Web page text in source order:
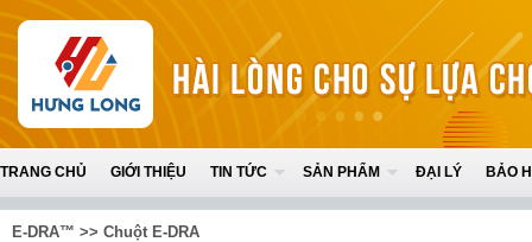
TRANG CHỦ GIỚI THIỆU TIN TỨC SẢN PHẨM ĐẠI LÝ BẢO
E-DRA™ >> Chuột E-DRA